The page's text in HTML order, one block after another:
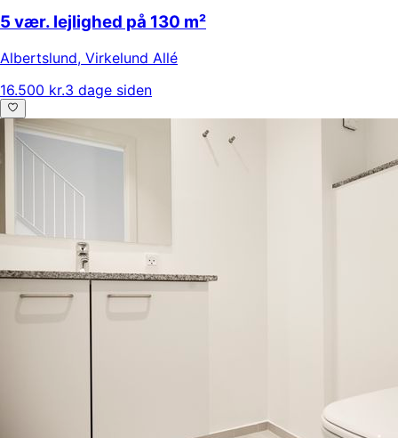
5 vær. lejlighed på 130 m²
Albertslund, Virkelund Allé
16.500 kr.3 dage siden